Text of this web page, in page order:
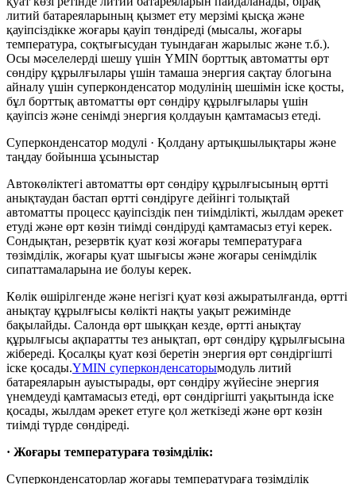
литий батареяларының қызмет ету мерзімі қысқа және
қауіпсіздікке жоғары қауіп төндіреді (мысалы, жоғары
температура, соқтығысудан туындаған жарылыс және т.б.).
Осы мәселелерді шешу үшін YMIN борттық автоматты өрт
сөндіру құрылғылары үшін тамаша энергия сақтау блогына
айналу үшін суперконденсатор модулінің шешімін іске қосты,
бұл борттық автоматты өрт сөндіру құрылғылары үшін
қауіпсіз және сенімді энергия қолдауын қамтамасыз етеді.
Суперконденсатор модулі · Қолдану артықшылықтары және
таңдау бойынша ұсыныстар
Автокөліктегі автоматты өрт сөндіру құрылғысының өртті
анықтаудан бастап өртті сөндіруге дейінгі толықтай
автоматты процесс қауіпсіздік пен тиімділікті, жылдам әрекет
етуді және өрт көзін тиімді сөндіруді қамтамасыз етуі керек.
Сондықтан, резервтік қуат көзі жоғары температураға
төзімділік, жоғары қуат шығысы және жоғары сенімділік
сипаттамаларына ие болуы керек.
Көлік өшірілгенде және негізгі қуат көзі ажыратылғанда, өртті
анықтау құрылғысы көлікті нақты уақыт режимінде
бақылайды. Салонда өрт шыққан кезде, өртті анықтау
құрылғысы ақпаратты тез анықтап, өрт сөндіру құрылғысына
жібереді. Қосалқы қуат көзі беретін энергия өрт сөндіргішті
іске қосады.YMIN суперконденсаторымодуль литий
батареяларын ауыстырады, өрт сөндіру жүйесіне энергия
үнемдеуді қамтамасыз етеді, өрт сөндіргішті уақытында іске
қосады, жылдам әрекет етуге қол жеткізеді және өрт көзін
тиімді түрде сөндіреді.
· Жоғары температураға төзімділік:
Суперконденсаторлар жоғары температураға төзімділік